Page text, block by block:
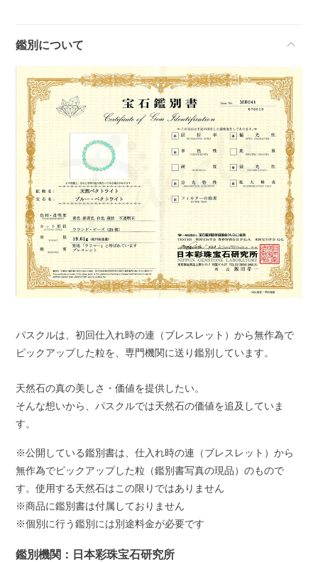
鑑別について
パスクルは、初回仕入れ時の連（ブレスレット）から無作為で
ピックアップした粒を、専門機関に送り鑑別しています。
天然石の真の美しさ・価値を提供したい。
そんな想いから、パスクルでは天然石の価値を追及していま
す。
※公開している鑑別書は、仕入れ時の連（ブレスレット）から
無作為でピックアップした粒（鑑別書写真の現品）のもので
す。使用する天然石はこの限りではありません
※商品に鑑別書は付属しておりません
※個別に行う鑑別には別途料金が必要です
鑑別機関：日本彩珠宝石研究所